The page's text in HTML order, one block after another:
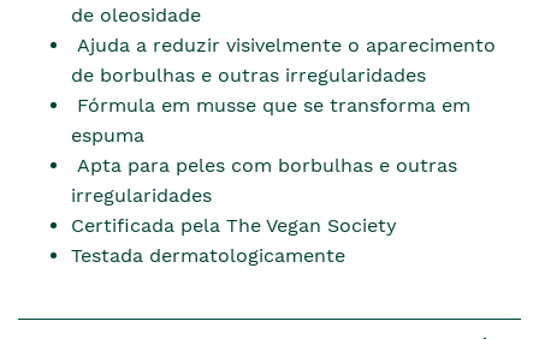
de oleosidade
Ajuda a reduzir visivelmente o aparecimento
de borbulhas e outras irregularidades
Fórmula em musse que se transforma em
espuma
Apta para peles com borbulhas e outras
irregularidades
Certificada pela The Vegan Society
Testada dermatologicamente